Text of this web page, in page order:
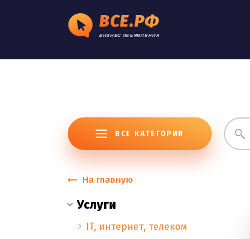
ВСЕ.РФ
БИЗНЕС ОБЪЯВЛЕНИЯ
ВСЕ КАТЕГОРИИ
На главную
Услуги
IT, интернет, телеком